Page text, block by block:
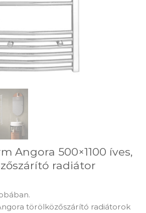
Angora 500×1100 íves,
radiátor
törölközőszárító radiátorok